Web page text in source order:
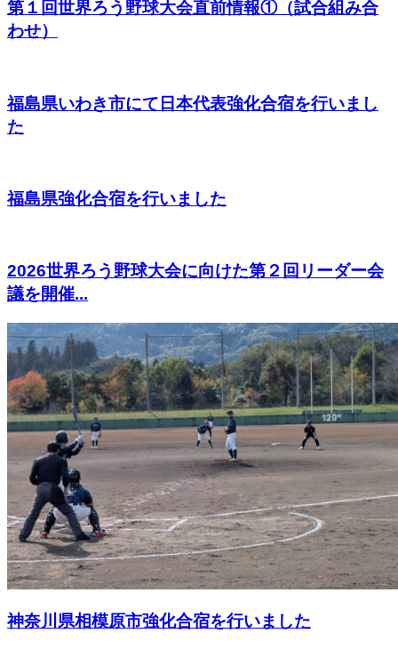
第１回世界ろう野球大会直前情報①（試合組み合
わせ）
福島県いわき市にて日本代表強化合宿を行いまし
た
福島県強化合宿を行いました
2026世界ろう野球大会に向けた第２回リーダー会
議を開催...
神奈川県相模原市強化合宿を行いました